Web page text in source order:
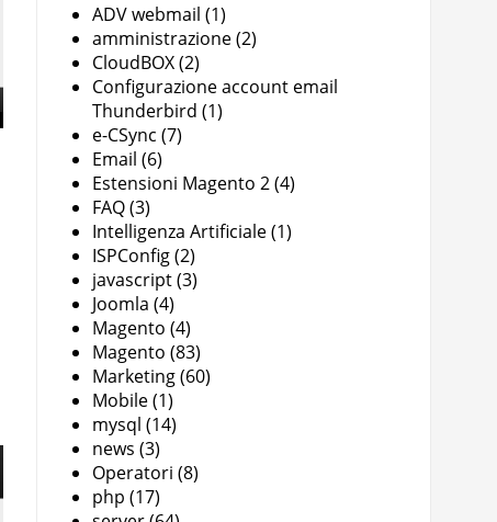
ADV webmail (1)
amministrazione(2)
CloudBOX(2)
Configurazione account email
Thunderbird (1)
e-CSync (7)
Email (6)
Estensioni Magento 2(4)
FAQ(3)
Intelligenza Artificiale(1)
ISPConfig(2)
javascript(3)
Joomla (4)
Magento (4)
Magento (83)
Marketing(60)
Mobile(1)
mysql (14)
news (3)
Operatori (8)
php (17)